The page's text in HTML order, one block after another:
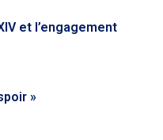
et l’engagement
»